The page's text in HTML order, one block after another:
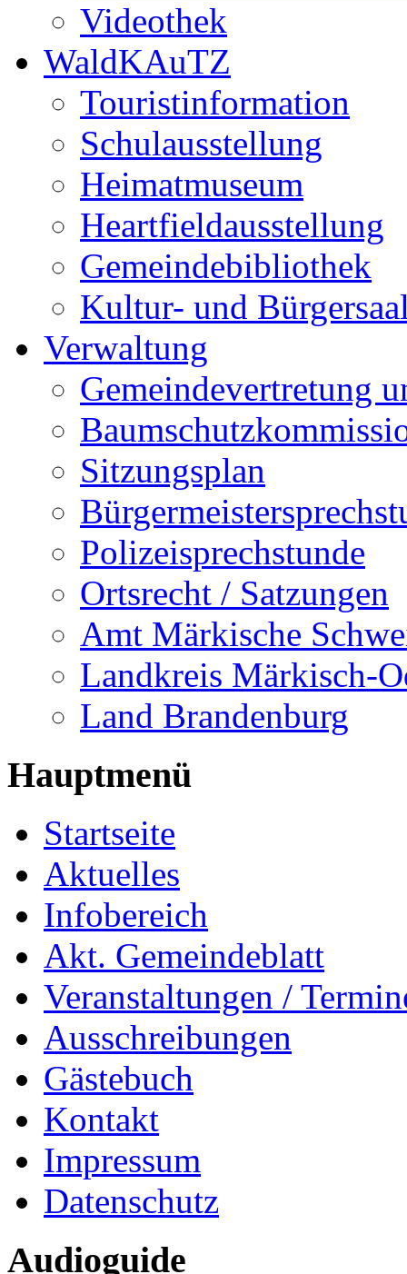
Videothek
WaldKAuTZ
Touristinformation
Schulausstellung
Heimatmuseum
Heartfieldausstellung
Gemeindebibliothek
Kultur- und
Verwaltung
Gemeindevertretung
Sitzungsplan
Polizeisprechstunde
Ortsrecht / Satzungen
Amt Märkische
Landkreis Märkisch-
Land Brandenburg
Hauptmenü
Startseite
Aktuelles
Infobereich
Akt. Gemeindeblatt
Veranstaltungen /
Ausschreibungen
Gästebuch
Kontakt
Impressum
Datenschutz
Audioguide